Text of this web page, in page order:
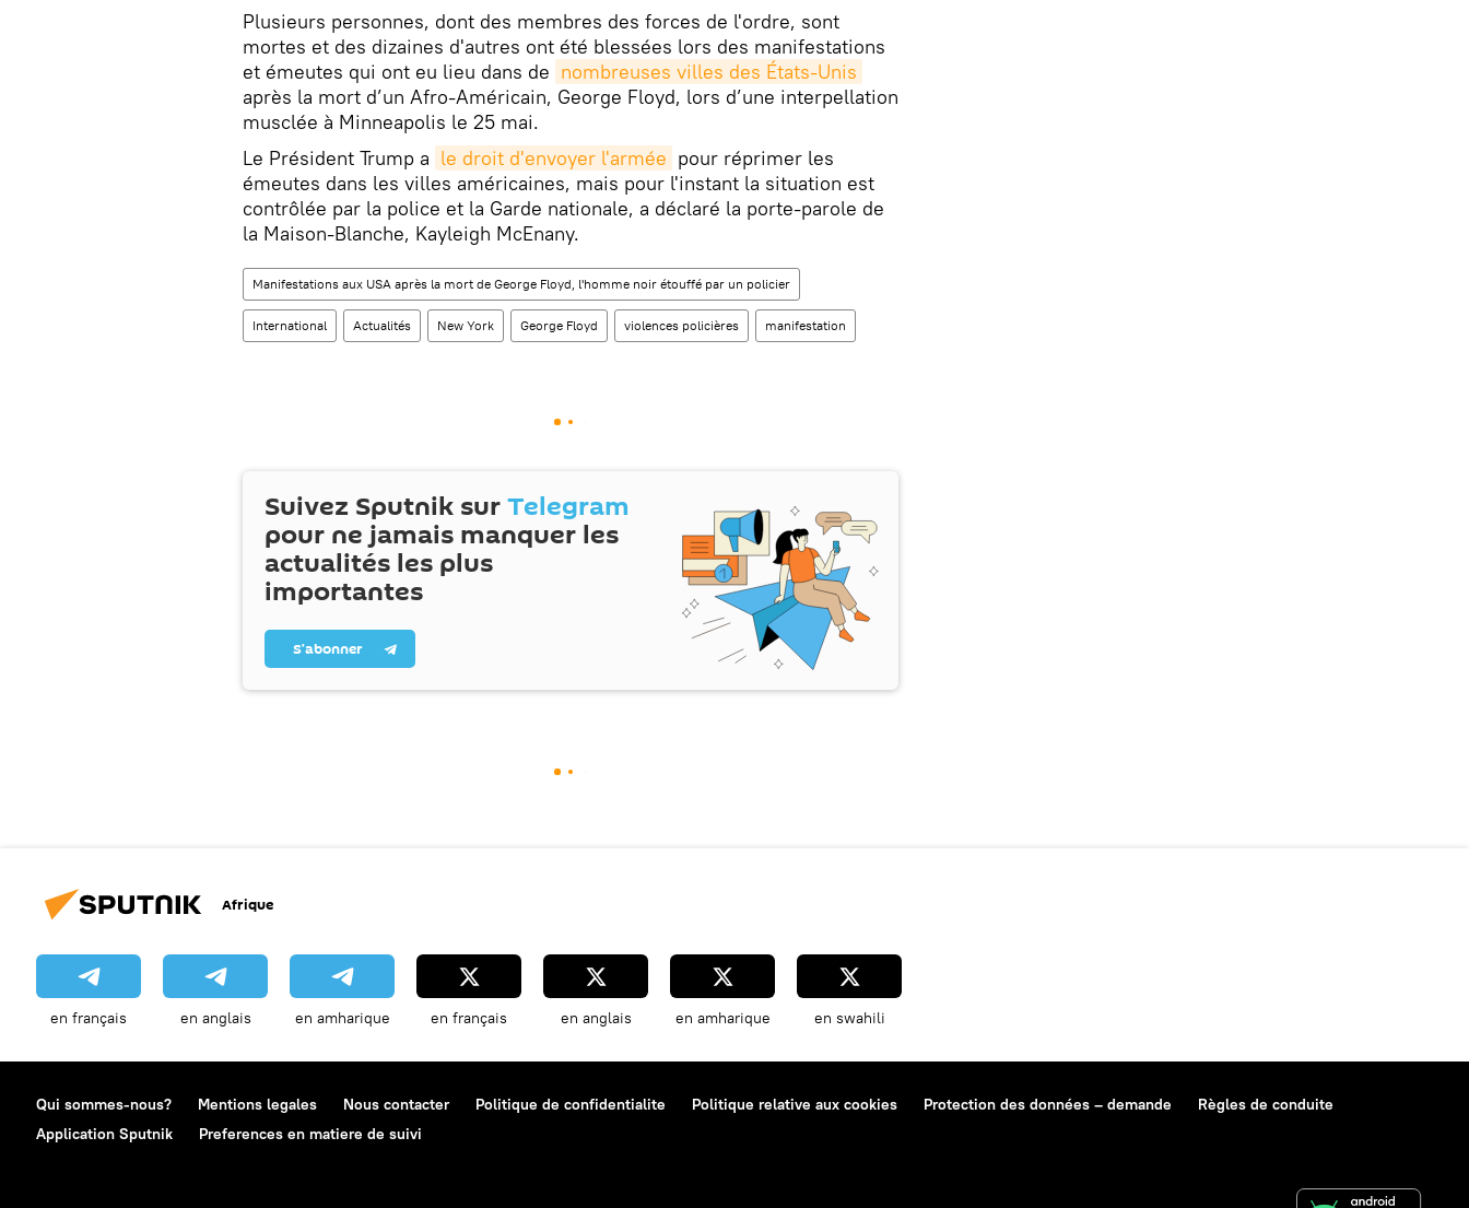
Plusieurs personnes, dont des membres des forces de l'ordre, sont
mortes et des dizaines d'autres ont été blessées lors des manifestations
et émeutes qui ont eu lieu dans de nombreuses villes des États-Unis
après la mort d’un Afro-Américain, George Floyd, lors d’une interpellation
musclée à Minneapolis le 25 mai.
Le Président Trump a le droit d'envoyer l'armée pour réprimer les
émeutes dans les villes américaines, mais pour l'instant la situation est
contrôlée par la police et la Garde nationale, a déclaré la porte-parole de
la Maison-Blanche, Kayleigh McEnany.
Manifestations aux USA après la mort de George Floyd, l'homme noir étouffé par un policier
International Actualités New York George Floyd violences policières manifestation
Suivez Sputnik surTelegram
pour ne jamais manquer les
actualités les plus
importantes
S’abonner
Afrique
en français en anglais en amharique en français en anglais en amharique en swahili
Qui sommes-nous? Mentions legales Nous contacter Politique de confidentialite Politique relative aux cookies Protection des données – demande
Règles de conduite
Application Sputnik
Preferences en matiere de suivi